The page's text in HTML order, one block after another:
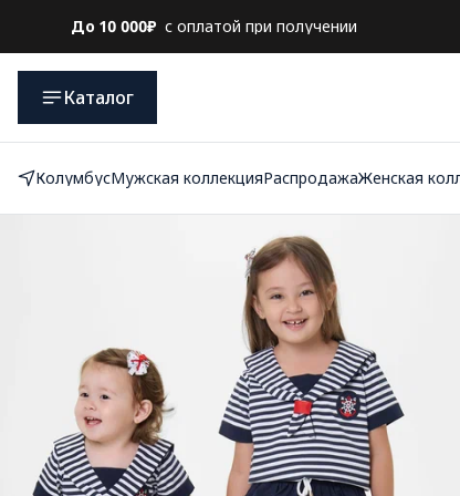
До 10 000₽ с оплатой при получении
Каталог
КолумбусМужская коллекцияРаспродажаЖенская